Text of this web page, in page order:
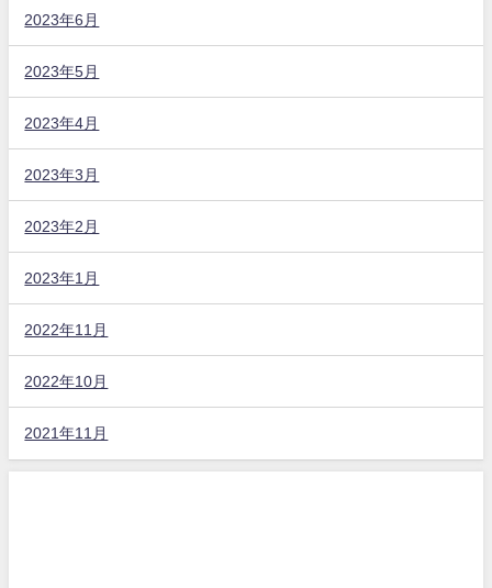
2023年6月
2023年5月
2023年4月
2023年3月
2023年2月
2023年1月
2022年11月
2022年10月
2021年11月